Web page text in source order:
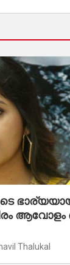
ആവോളം
Thalukal